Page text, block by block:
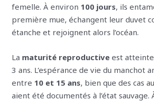
femelle. À environ 100 jours, ils
première mue, échangent leur duvet
étanche et rejoignent alors l’océan.
La maturité reproductive est atteinte
3 ans. L’espérance de vie du manchot
entre 10 et 15 ans, bien que des cas
aient été documentés à l’état sauvage.